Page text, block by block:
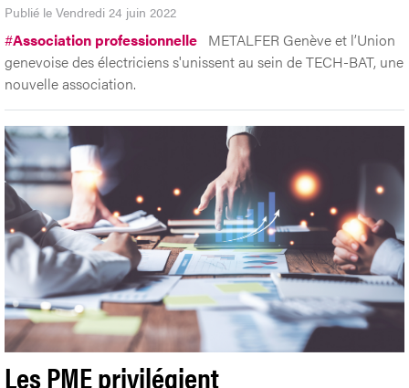
Publié le Vendredi 24 juin 2022
#Association professionnelle METALFER Genève et l’Union
genevoise des électriciens s'unissent au sein de TECH-BAT, une
nouvelle association.
Les PME privilégient